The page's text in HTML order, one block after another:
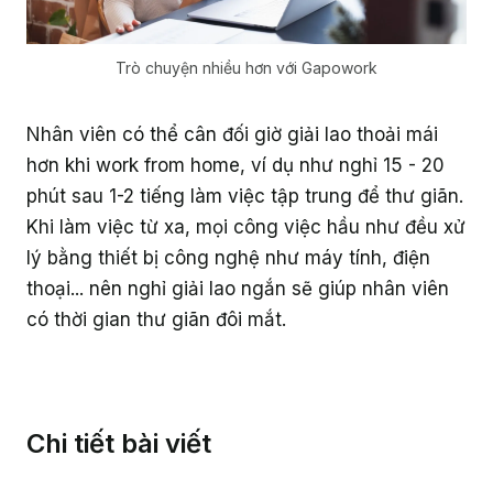
Trò chuyện nhiều hơn với Gapowork
Nhân viên có thể cân đối giờ giải lao thoải mái
hơn khi work from home, ví dụ như nghỉ 15 - 20
phút sau 1-2 tiếng làm việc tập trung để thư giãn.
Khi làm việc từ xa, mọi công việc hầu như đều xử
lý bằng thiết bị công nghệ như máy tính, điện
thoại... nên nghỉ giải lao ngắn sẽ giúp nhân viên
có thời gian thư giãn đôi mắt.
Chi tiết bài viết